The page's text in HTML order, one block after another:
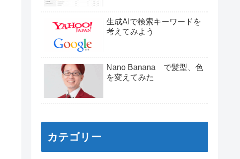
生成AIで検索キーワードを
考えてみよう
Nano Banana で髪型、色
を変えてみた
カテゴリー